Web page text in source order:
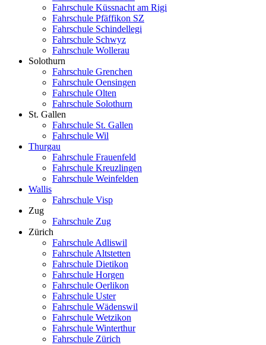
Fahrschule Küssnacht am Rigi
Fahrschule Pfäffikon SZ
Fahrschule Schindellegi
Fahrschule Schwyz
Fahrschule Wollerau
Solothurn
Fahrschule Grenchen
Fahrschule Oensingen
Fahrschule Olten
Fahrschule Solothurn
St. Gallen
Fahrschule St. Gallen
Fahrschule Wil
Thurgau
Fahrschule Frauenfeld
Fahrschule Kreuzlingen
Fahrschule Weinfelden
Wallis
Fahrschule Visp
Zug
Fahrschule Zug
Zürich
Fahrschule Adliswil
Fahrschule Altstetten
Fahrschule Dietikon
Fahrschule Horgen
Fahrschule Oerlikon
Fahrschule Uster
Fahrschule Wädenswil
Fahrschule Wetzikon
Fahrschule Winterthur
Fahrschule Zürich